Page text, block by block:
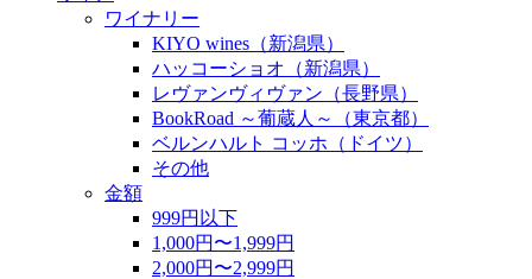
ワイナリー
KIYO wines（新潟県）
ハッコーショオ（新潟県）
レヴァンヴィヴァン（長野県）
BookRoad ～葡蔵人～（東京都）
ベルンハルト コッホ（ドイツ）
その他
金額
999円以下
1,000円〜1,999円
2,000円〜2,999円